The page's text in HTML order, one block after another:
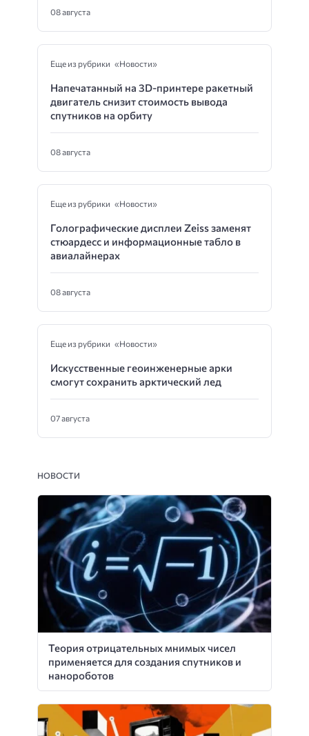
08 августа
Еще из рубрики «Новости»
Напечатанный на 3D-принтере ракетный
двигатель снизит стоимость вывода
спутников на орбиту
08 августа
Еще из рубрики «Новости»
Голографические дисплеи Zeiss заменят
стюардесс и информационные табло в
авиалайнерах
08 августа
Еще из рубрики «Новости»
Искусственные геоинженерные арки
смогут сохранить арктический лед
07 августа
НОВОСТИ
Теория отрицательных мнимых чисел
применяется для создания спутников и
нанороботов